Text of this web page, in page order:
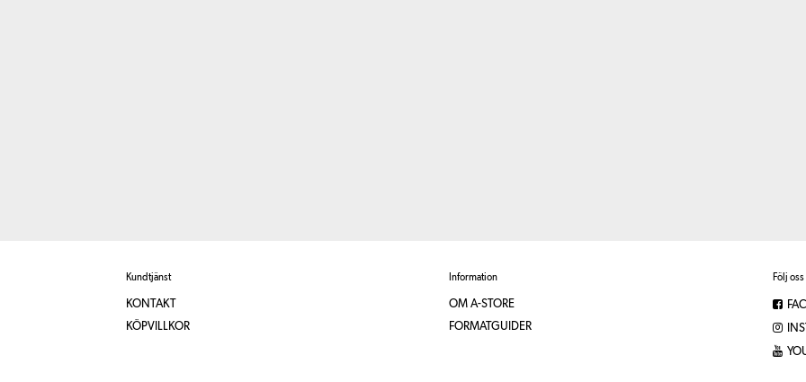
Kundtjänst
KONTAKT
KÖPVILLKOR
Information
OM A-STORE
FORMATGUIDER
Följ oss